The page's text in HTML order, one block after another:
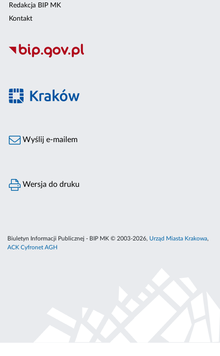
Redakcja BIP MK
Kontakt
Wyślij e-mailem
Wersja do druku
Biuletyn Informacji Publicznej - BIP MK © 2003-2026, Urząd Miasta Krakowa,
ACK Cyfronet AGH